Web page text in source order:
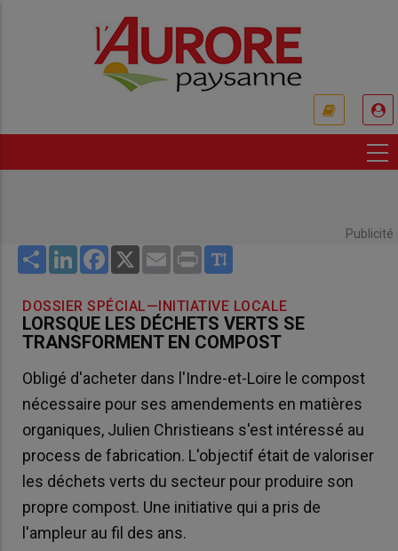
Publicité
Share LinkedInFacebook
X Email Print
DOSSIER SPÉCIAL—INITIATIVE LOCALE
LORSQUE LES DÉCHETS VERTS SE
TRANSFORMENT EN COMPOST
Obligé d'acheter dans l'Indre-et-Loire le compost
nécessaire pour ses amendements en matières
organiques, Julien Christieans s'est intéressé au
process de fabrication. L'objectif était de valoriser
les déchets verts du secteur pour produire son
propre compost. Une initiative qui a pris de
l'ampleur au fil des ans.